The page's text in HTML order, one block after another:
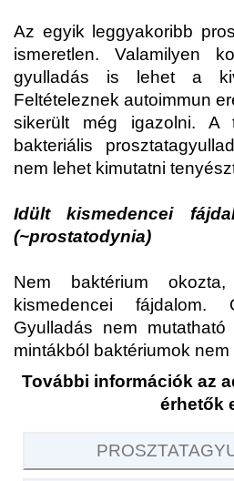
Az egyik leggyakoribb
ismeretlen. Valamilyen
gyulladás is lehet a
Feltételeznek autoimmun
sikerült még igazolni. A
bakteriális
nem lehet kimutatni
Idült kismedencei
(~prostatodynia)
Nem baktérium
kismedencei
Gyulladás nem
mintákból baktériumok
További információk az
érhetők